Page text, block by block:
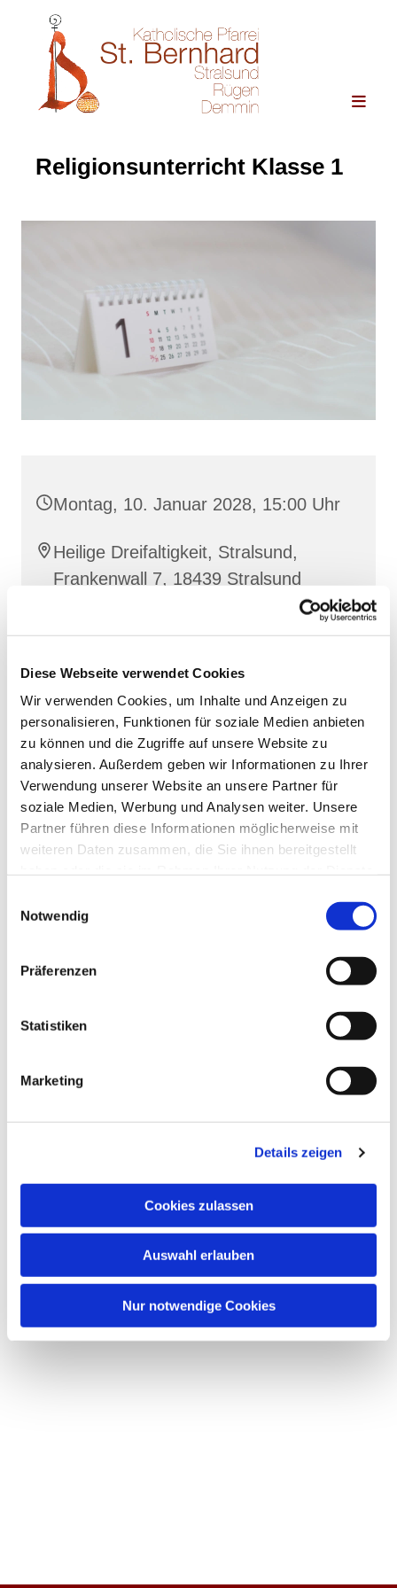
Diese Webseite verwendet Cookies
Wir verwenden Cookies, um Inhalte und Anzeigen zu
personalisieren, Funktionen für soziale Medien anbieten
zu können und die Zugriffe auf unsere Website zu
analysieren. Außerdem geben wir Informationen zu Ihrer
Verwendung unserer Website an unsere Partner für
soziale Medien, Werbung und Analysen weiter. Unsere
Partner führen diese Informationen möglicherweise mit
weiteren Daten zusammen, die Sie ihnen bereitgestellt
Notwendig
Präferenzen
Statistiken
Marketing
Details zeigen
Cookies zulassen
Auswahl erlauben
Nur notwendige Cookies
Religionsunterricht Klasse 1
Montag, 10. Januar 2028, 15:00 Uhr
Heilige Dreifaltigkeit, Stralsund,
Frankenwall 7, 18439 Stralsund